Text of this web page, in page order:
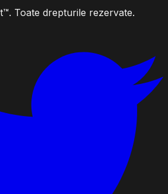
Toate drepturile rezervate.